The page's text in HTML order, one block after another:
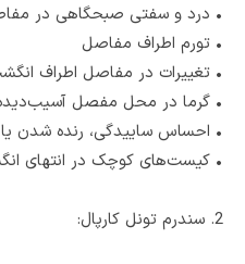
• درد و سفتی صبحگاهی در
• تورم اطراف مفاصل
• تغییرات در مفاصل اطراف
• گرما در محل مفصل آسیب‌دیده
• احساس ساییدگی، رنده شدن
• کیست‌های کوچک در انتهای
2. سندرم تونل کارپال: